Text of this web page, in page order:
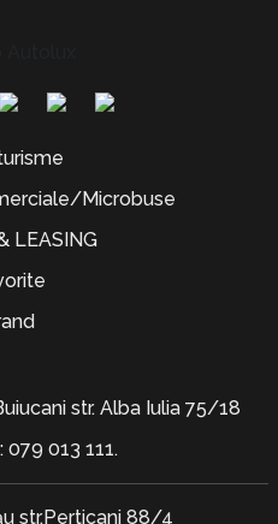
Microbuse
LEASING
str. Alba Iulia 75/18
079 013 111.
str.Perticani 88/4